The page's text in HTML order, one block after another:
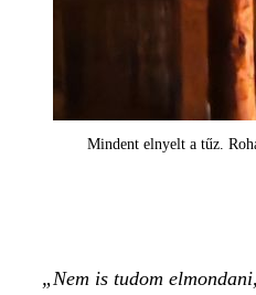
Mindent elnyelt a tűz.
Nem is tudom